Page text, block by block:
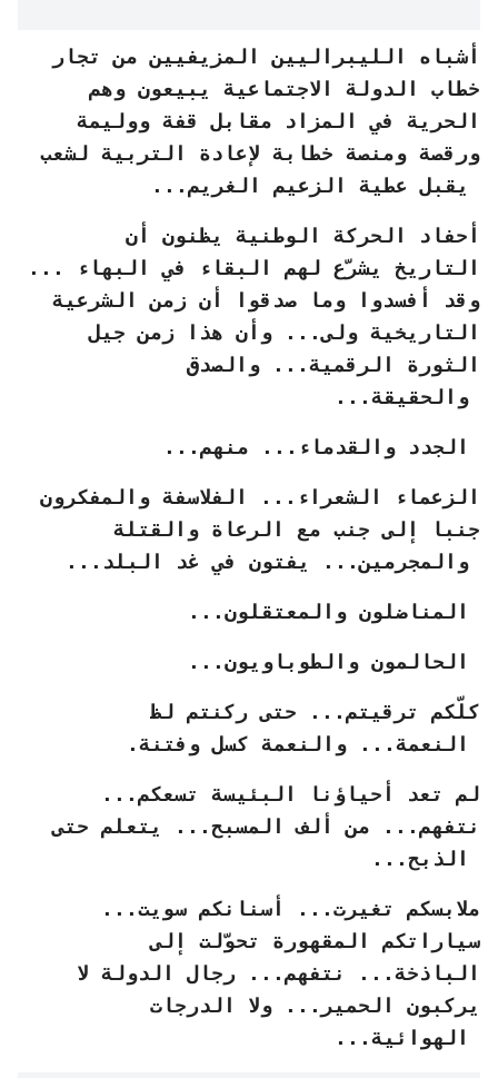
أشباه الليبراليين المزيفيين من تجار
خطاب الدولة الاجتماعية يبيعون وهم
الحرية في المزاد مقابل قفة ووليمة
ورقصة ومنصة خطابة لإعادة التربية لشعب
يقبل عطية الزعيم الغريم...
أحفاد الحركة الوطنية يظنون أن
التاريخ يشرّع لهم البقاء في البهاء ...
وقد أفسدوا وما صدقوا أن زمن الشرعية
التاريخية ولى... وأن هذا زمن جيل
الثورة الرقمية... والصدق
والحقيقة...
الجدد والقدماء... منهم...
الزعماء الشعراء... الفلاسفة والمفكرون
جنبا إلى جنب مع الرعاة والقتلة
والمجرمين... يفتون في غد البلد...
المناضلون والمعتقلون...
الحالمون والطوباويون...
كلّكم ترقيتم... حتى ركنتم لظ
النعمة... والنعمة كسل وفتنة.
لم تعد أحياؤنا البئيسة تسعكم...
نتفهم... من ألف المسبح... يتعلم حتى
الذبح...
ملابسكم تغيرت... أسنانكم سويت...
سياراتكم المقهورة تحوّلت إلى
الباذخة... نتفهم... رجال الدولة لا
يركبون الحمير... ولا الدرجات
الهوائية...